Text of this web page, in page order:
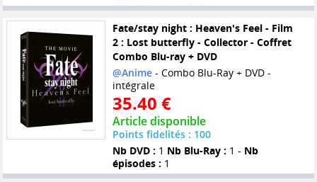
Fate/stay night : Heaven's Feel - Film
2 : Lost butterfly - Collector - Coffret
Combo Blu-ray + DVD
@Anime- Combo Blu-Ray + DVD -
intégrale
35.40 €
Article disponible
Points fidelités : 100
Nb DVD : 1 Nb Blu-Ray : 1 - Nb
épisodes : 1